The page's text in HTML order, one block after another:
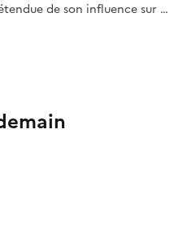
de son influence sur …